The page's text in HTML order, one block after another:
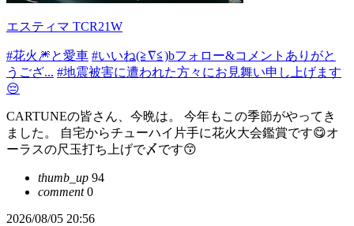
エスティマ TCR21W
#花火🎆と愛車 #いいね(≧∇≦)bフォロー&コメントありがと
うござ... #地震被害に遭われた方々にお見舞い申し上げます
😔
CARTUNEの皆さん、今晩は。 今年もこの季節がやってき
ました。 自宅からチューハイ片手に花火大会鑑賞です😋オ
ーラスの尺玉打ち上げで〆です😙
thumb_up 94
comment0
2026/08/05 20:56